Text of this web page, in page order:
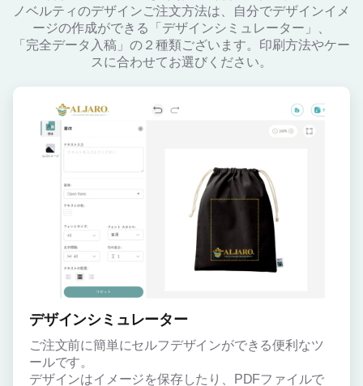
ノベルティのデザインご注文方法は、自分でデザインイメ
ージの作成ができる「デザインシミュレーター」、
「完全データ入稿」の２種類ございます。印刷方法やケー
スに合わせてお選びください。
デザインシミュレーター
ご注文前に簡単にセルフデザインができる便利なツ
ールです。
デザインはイメージを保存したり、PDFファイルで